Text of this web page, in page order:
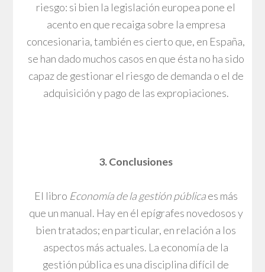
riesgo: si bien la legislación europea pone el
acento en que recaiga sobre la empresa
concesionaria, también es cierto que, en España,
se han dado muchos casos en que ésta no ha sido
capaz de gestionar el riesgo de demanda o el de
adquisición y pago de las expropiaciones.
3. Conclusiones
El libro Economía de la gestión públicaes más
que un manual. Hay en él epígrafes novedosos y
bien tratados; en particular, en relación a los
aspectos más actuales. La economía de la
gestión pública es una disciplina difícil de